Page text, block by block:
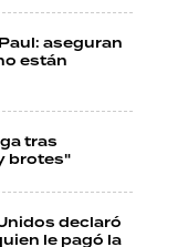
aseguran
están
tras
brotes"
declaró
le pagó la